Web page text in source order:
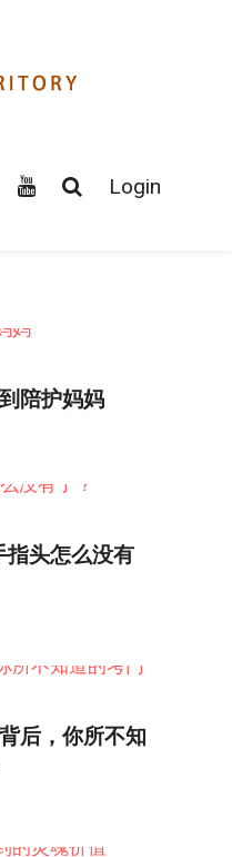
Login
陪护妈妈
指头怎么没有
后，你所不知